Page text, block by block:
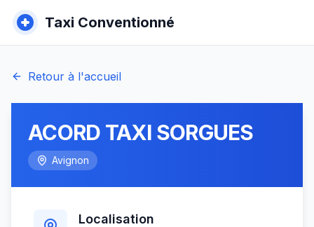
Taxi Conventionné
Retour à l'accueil
ACORD TAXI SORGUES
Avignon
Localisation